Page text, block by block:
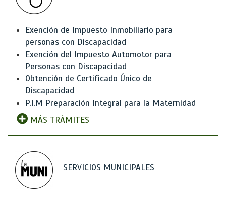
Exención de Impuesto Inmobiliario para
personas con Discapacidad
Exención del Impuesto Automotor para
Personas con Discapacidad
Obtención de Certificado Único de
Discapacidad
P.I.M Preparación Integral para la Maternidad
MÁS TRÁMITES
SERVICIOS MUNICIPALES